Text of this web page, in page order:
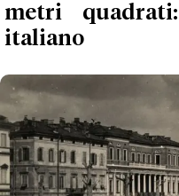
metri
italiano